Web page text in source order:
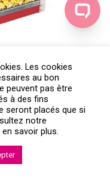
cornLes cookies
au bon
peuvent pas être
à des fins
seront placés que si
notre
savoir plus.